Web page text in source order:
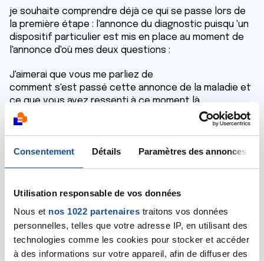
Consentement Détails Paramètres des annonces
Utilisation responsable de vos données
Nous et nos 1022 partenaires traitons vos données
personnelles, telles que votre adresse IP, en utilisant des
technologies comme les cookies pour stocker et accéder
à des informations sur votre appareil, afin de diffuser des
je souhaite comprendre déjà ce qui se passe lors de
la première étape : l'annonce du diagnostic puisqu 'un
dispositif particulier est mis en place au moment de
l'annonce d'où mes deux questions :
J'aimerai que vous me parliez de
comment s'est passé cette annonce de la maladie et
ce que vous avez ressenti à ce moment là
puis dans un second temps je travaillerai sur
l'hypothèse suivante : dans la rencontre entre un
cancer et un malade, tous les besoins ne sont pas
Merci de votre aide
Répondre